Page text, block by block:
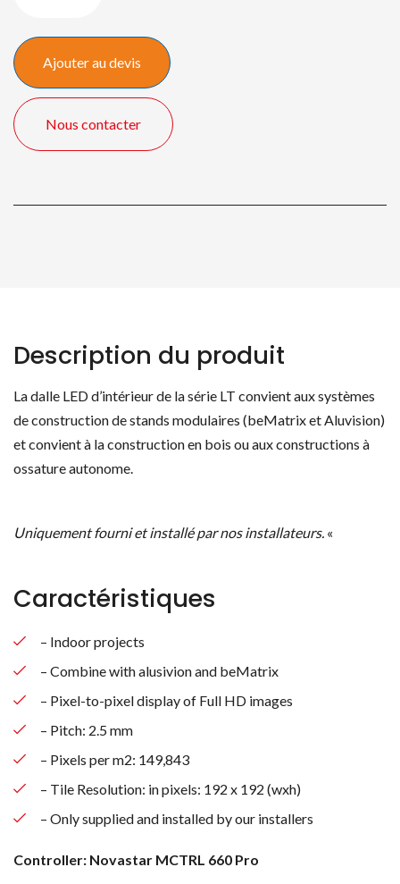
LT
Series
2.5mm
Indoor
LED
Ajouter au devis
Nous contacter
Description du produit
La dalle LED d’intérieur de la série LT convient aux systèmes
de construction de stands modulaires (beMatrix et Aluvision)
et convient à la construction en bois ou aux constructions à
ossature autonome.
Uniquement fourni et installé par nos installateurs. «
Caractéristiques
– Indoor projects
– Combine with alusivion and beMatrix
– Pixel-to-pixel display of Full HD images
– Pitch: 2.5 mm
– Pixels per m2: 149,843
– Tile Resolution: in pixels: 192 x 192 (wxh)
– Only supplied and installed by our installers
Controller: Novastar MCTRL 660 Pro